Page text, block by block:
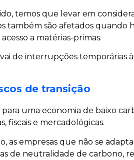
temos que levar em
também são afetados quando
a matérias-primas.
de interrupções temporárias
de transição
para uma economia de baixo
fiscais e mercadológicas.
as empresas que não se
de neutralidade de carbono,